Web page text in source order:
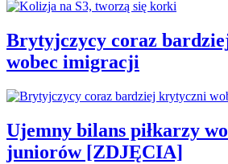
Brytyjczycy coraz
wobec imigracji
Ujemny bilans piłkarzy
juniorów [ZDJĘCIA]